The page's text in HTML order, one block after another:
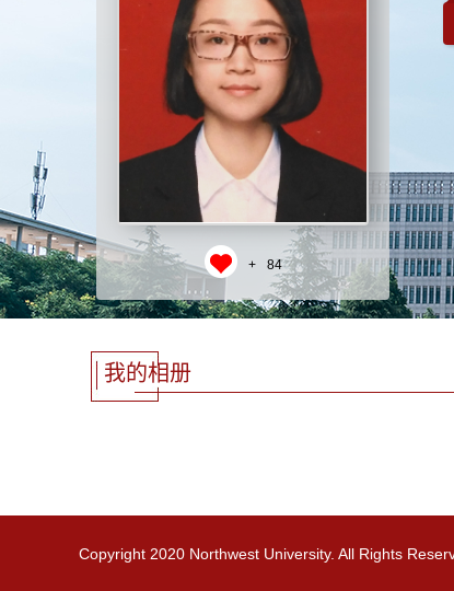
+ 84
我的相册
Copyright 2020 Northwest University. All Rights